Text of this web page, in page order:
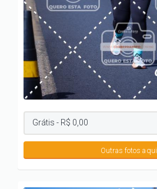
Outras fotos aqui